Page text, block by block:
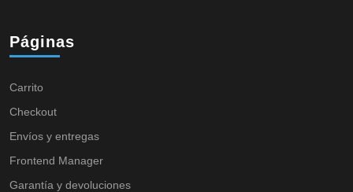
Páginas
Carrito
Checkout
Envíos y entregas
Frontend Manager
Garantía y devoluciones